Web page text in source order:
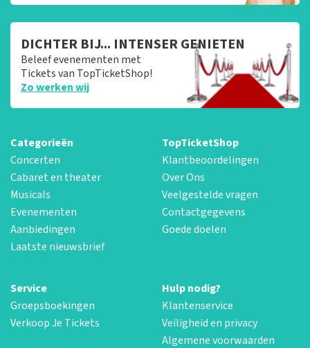
DICHTER BIJ... INTENSER GENIETEN
Beleef evenementen met
Tickets van TopTicketShop!
Zo werken wij
Categorieën
Concerten
Cabaret en theater
Musicals
Evenementen
Aanbiedingen
Laatste nieuwsbrief
TopTicketShop
Klantbeoordelingen
Over Ons
Veelgestelde vragen
Contactgegevens
Goede doelen
Service
Groepsboekingen
Verkoop Je Tickets
Hulp nodig?
Klantenservice
Veiligheid en privacy
Algemene voorwaarden